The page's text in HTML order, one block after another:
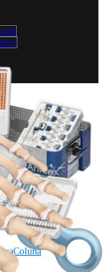
Coluna vertebral
Coluna